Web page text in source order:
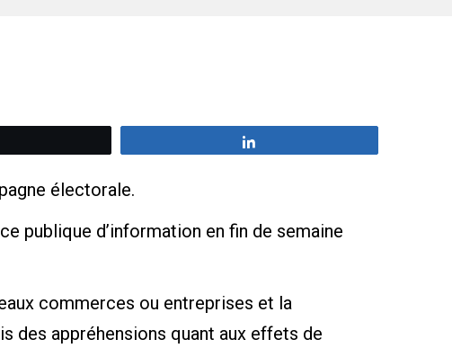
électorale.
publique d’information en fin de semaine
commerces ou entreprises et la
des appréhensions quant aux effets de